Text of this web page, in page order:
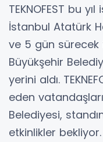
TEKNOFEST bu
İstanbul Atatürk
ve 5 gün
Büyükşehir
yerini aldı.
eden
Belediyesi,
etkinlikler